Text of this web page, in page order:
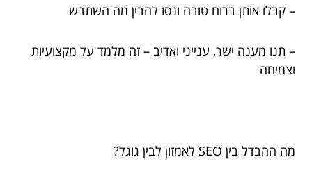
– קבלו אותן ברוח טובה ונסו להבין מה השתבש
– תנו מענה ישר, ענייני ואדיב – זה מלמד על מקצועיות
וצמיחה
מה ההבדל בין SEO לאמזון לבין גוגל?